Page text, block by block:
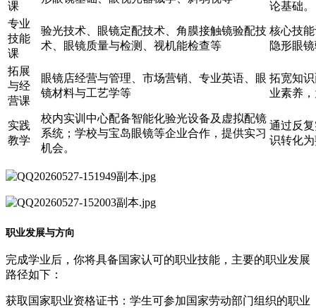
课
论基础。
专业
技能
课
验光技术、眼镜定配技术、角膜接触镜验配技
术、眼镜质量与检测、视机能检查等
核心技
隐形眼
拓展
与经
营课
眼镜店经营与管理、市场营销、专业英语、眼
镜材料与工艺学等
拓宽知
业素养
实践
教学
校内实训中心配备智能化验光设备及虚拟配镜
系统；学校与宝岛眼镜等企业合作，提供实习
机会。
通过反
识转化
职业发展与方向
完成学业后，你将具备国家认可的职业技能，主要的职业发展
路径如下：
获取国家职业资格证书：学生可参加国家劳动部门组织的职业